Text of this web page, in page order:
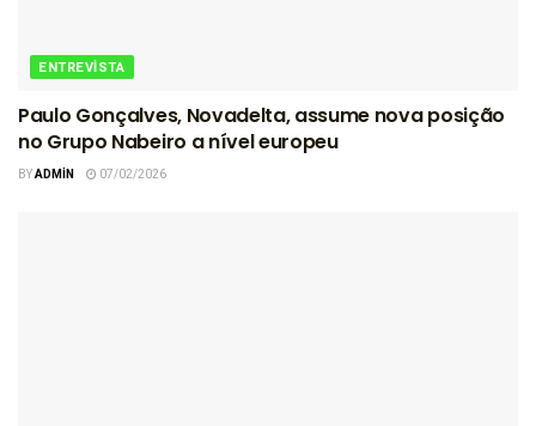
ENTREVISTA
Paulo Gonçalves, Novadelta, assume nova posição
no Grupo Nabeiro a nível europeu
BYADMIN 07/02/2026